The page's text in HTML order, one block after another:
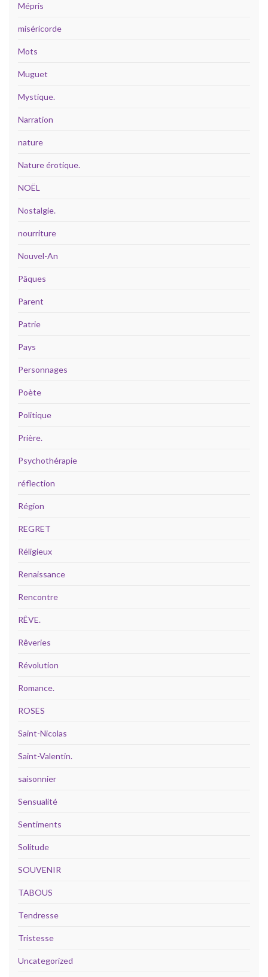
Mépris
miséricorde
Mots
Muguet
Mystique.
Narration
nature
Nature érotique.
NOËL
Nostalgie.
nourriture
Nouvel-An
Pâques
Parent
Patrie
Pays
Personnages
Poète
Politique
Prière.
Psychothérapie
réflection
Région
REGRET
Réligieux
Renaissance
Rencontre
RÊVE.
Rêveries
Révolution
Romance.
ROSES
Saint-Nicolas
Saint-Valentin.
saisonnier
Sensualité
Sentiments
Solitude
SOUVENIR
TABOUS
Tendresse
Tristesse
Uncategorized